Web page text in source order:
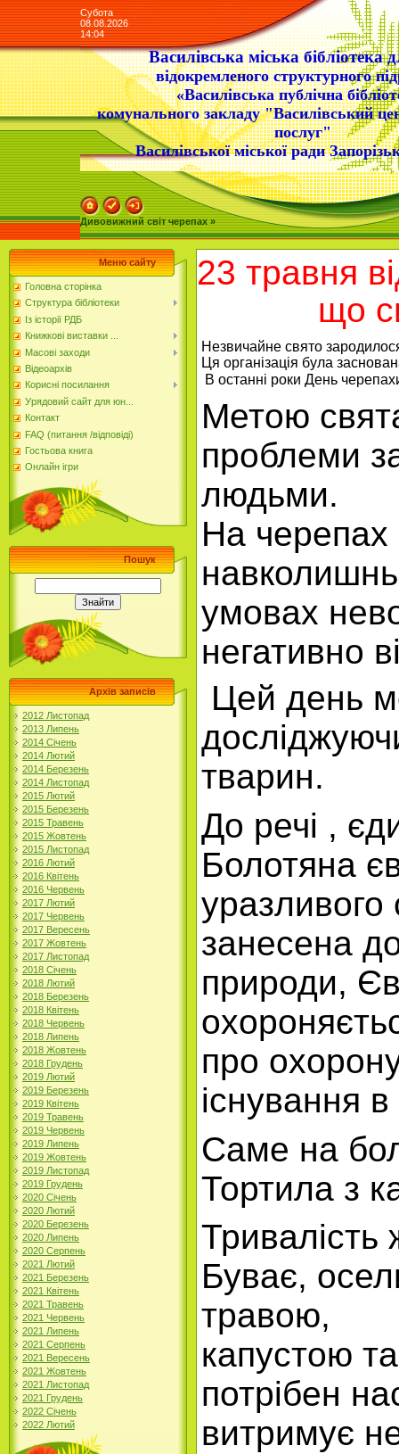
Субота
08.08.2026
14:04
Василівська міська бібліотека
відокремленого структурного
«Василівська публічна
комунального закладу "Василівський
послуг"
Василівської міської ради
Дивовижний світ черепах »
Меню сайту
Головна сторінка
Структура бібліотеки
Із історії РДБ
Книжкові виставки ...
Масові заходи
Відеоархів
Корисні посилання
Урядовий сайт для юн...
Контакт
FAQ (питання /відповіді)
Гостьова книга
Онлайн ігри
Пошук
Архів записів
2012 Листопад
2013 Липень
2014 Січень
2014 Лютий
2014 Березень
2014 Листопад
2015 Лютий
2015 Березень
2015 Травень
2015 Жовтень
2015 Листопад
2016 Лютий
2016 Квітень
2016 Червень
2017 Лютий
2017 Червень
2017 Вересень
2017 Жовтень
2017 Листопад
2018 Січень
2018 Лютий
2018 Березень
2018 Квітень
2018 Червень
2018 Липень
2018 Жовтень
2018 Грудень
2019 Лютий
2019 Березень
2019 Квітень
2019 Травень
2019 Червень
2019 Липень
2019 Жовтень
2019 Листопад
2019 Грудень
2020 Січень
2020 Лютий
2020 Березень
2020 Липень
2020 Серпень
2021 Лютий
2021 Березень
2021 Квітень
2021 Травень
2021 Червень
2021 Липень
2021 Серпень
2021 Вересень
2021 Жовтень
2021 Листопад
2021 Грудень
2022 Січень
2022 Лютий
23 травня
що
Незвичайне свято
Ця організація була
В останні роки День
Метою
проблеми
людьми.
На черепах
умовах
негативно
Цей день
тварин.
До речі ,
Болотяна
уразливого
занесена
природи,
про
існування
Саме на
Тортила з
Тривалість
Буває,
травою,
капустою
потрібен
витримує